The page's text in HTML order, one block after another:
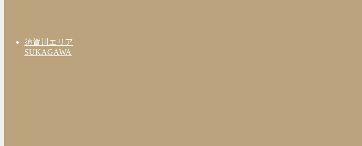
須賀川エリア
SUKAGAWA